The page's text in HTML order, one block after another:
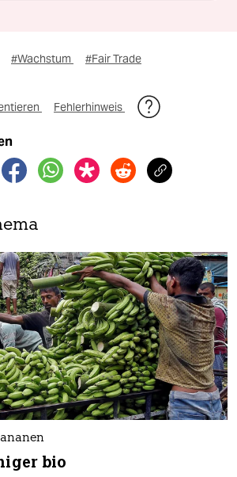
#Wachstum #Fair Trade
Fehlerhinweis
bio